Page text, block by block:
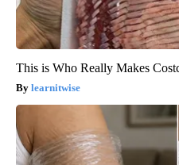
This is Who Really Makes
learnitwise